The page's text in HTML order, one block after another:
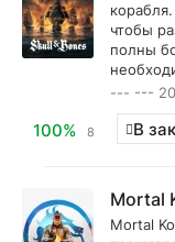
чтобы
полны
--- ---
100% 8 В
Mortal
Mortal